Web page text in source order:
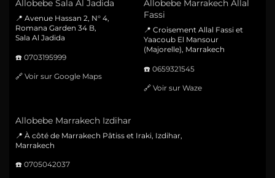
Allobebe Sala Al Jadida
📍 Avenue Hassan 2, N° 4,
Romana Garden 34 B,
Sala Al Jadida
☎️ 0703195999
🔗 Voir sur Google Maps
Allobebe Marrakech Allal
Fassi
📍 Croisement Allal Fassi et
Yaacoub El Mansour
(Majorelle), Marrakech
☎️ 0659321545
🔗 Voir sur Waze
Allobebe Marrakech Izdihar
📍 À côté de Marrakech Pâtiss et Iraki, Izdihar,
Marrakech
☎️ 0705042037